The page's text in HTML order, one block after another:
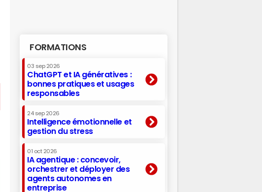
FORMATIONS
03 sep 2026
ChatGPT et IA génératives :
bonnes pratiques et usages
responsables
24 sep 2026
Intelligence émotionnelle et
gestion du stress
01 oct 2026
IA agentique : concevoir,
orchestrer et déployer des
agents autonomes en
entreprise